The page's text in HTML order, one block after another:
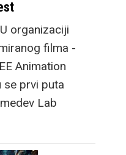
organizaciji
filma -
Animation
se prvi puta
Lab